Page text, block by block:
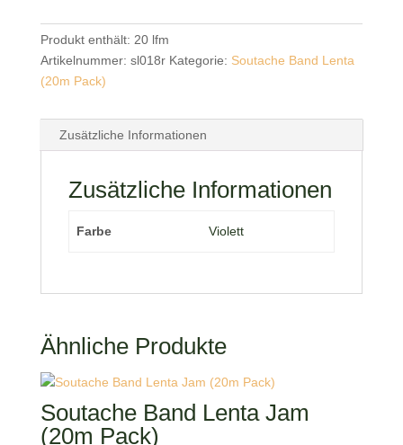
Menge
Produkt enthält: 20 lfm
Artikelnummer: sl018r Kategorie: Soutache Band Lenta
(20m Pack)
Zusätzliche Informationen
Zusätzliche Informationen
Farbe Violett
Ähnliche Produkte
Soutache Band Lenta Jam
(20m Pack)